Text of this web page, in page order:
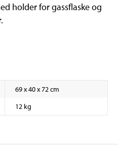
holder for gassflaske og
69 x 40 x 72 cm
12 kg